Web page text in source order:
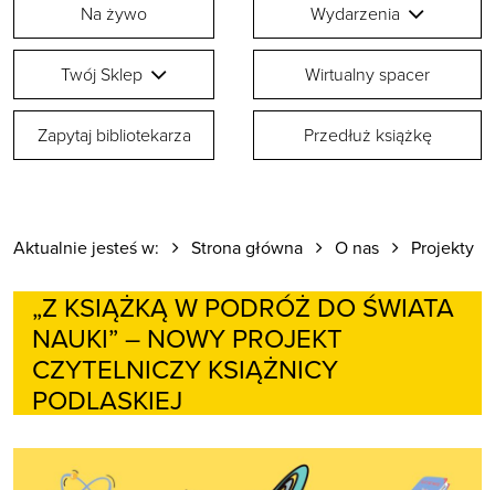
Na żywo Wydarzenia
Twój Sklep Wirtualny spacer
Zapytaj bibliotekarza Przedłuż książkę
Aktualnie jesteś w: Strona główna O nas Projekty
„Z KSIĄŻKĄ W PODRÓŻ DO ŚWIATA
NAUKI” – NOWY PROJEKT
CZYTELNICZY KSIĄŻNICY
PODLASKIEJ